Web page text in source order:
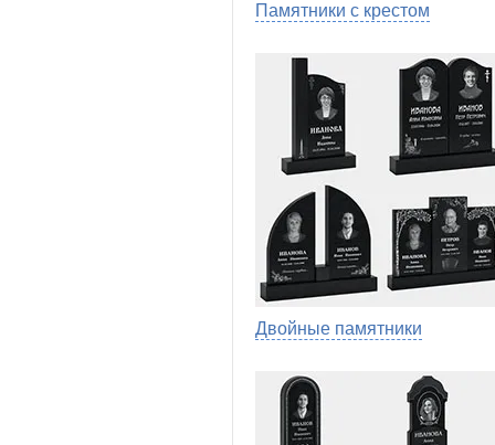
Памятники с крестом
Двойные памятники